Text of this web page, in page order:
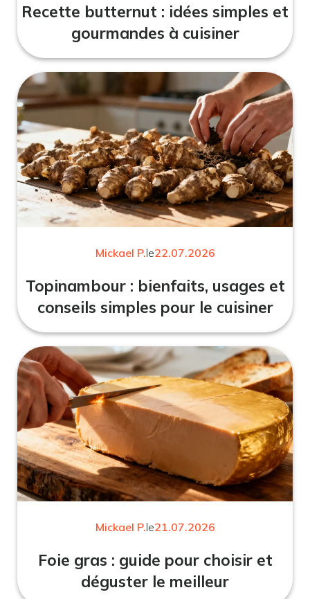
Recette butternut : idées simples et
gourmandes à cuisiner
Mickael P.le22.07.2026
Topinambour : bienfaits, usages et
conseils simples pour le cuisiner
Mickael P.le21.07.2026
Foie gras : guide pour choisir et
déguster le meilleur